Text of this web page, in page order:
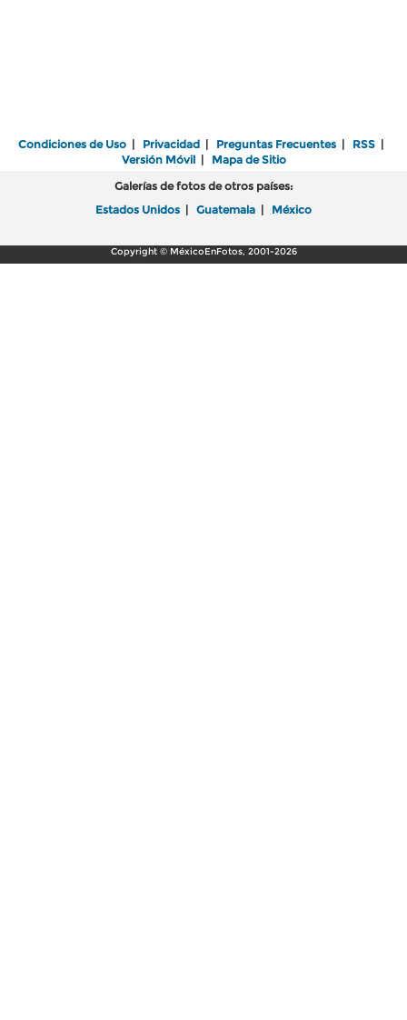
Condiciones de Uso | Privacidad | Preguntas Frecuentes | RSS |
Versión Móvil| Mapa de Sitio
Galerías de fotos de otros países:
Estados Unidos | Guatemala | México
Copyright © MéxicoEnFotos, 2001-2026